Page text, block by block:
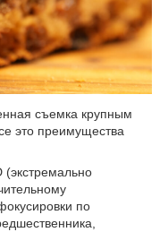
съемка крупным
это преимущества
(экстремально
по